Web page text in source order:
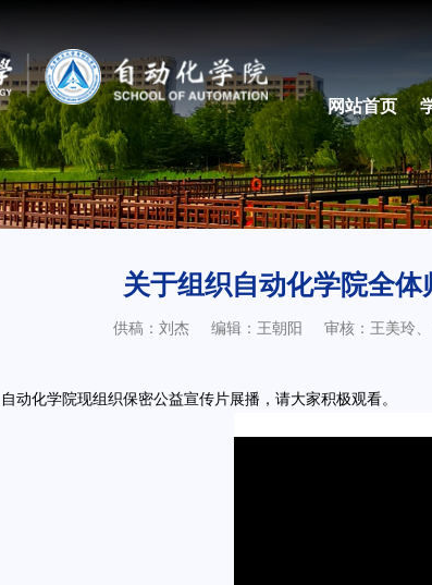
网站首页
关于组织自动化学院全
供稿：刘杰 编辑：王朝阳 审核：王美玲
动化学院现组织保密公益宣传片展播，请大家积极观看。